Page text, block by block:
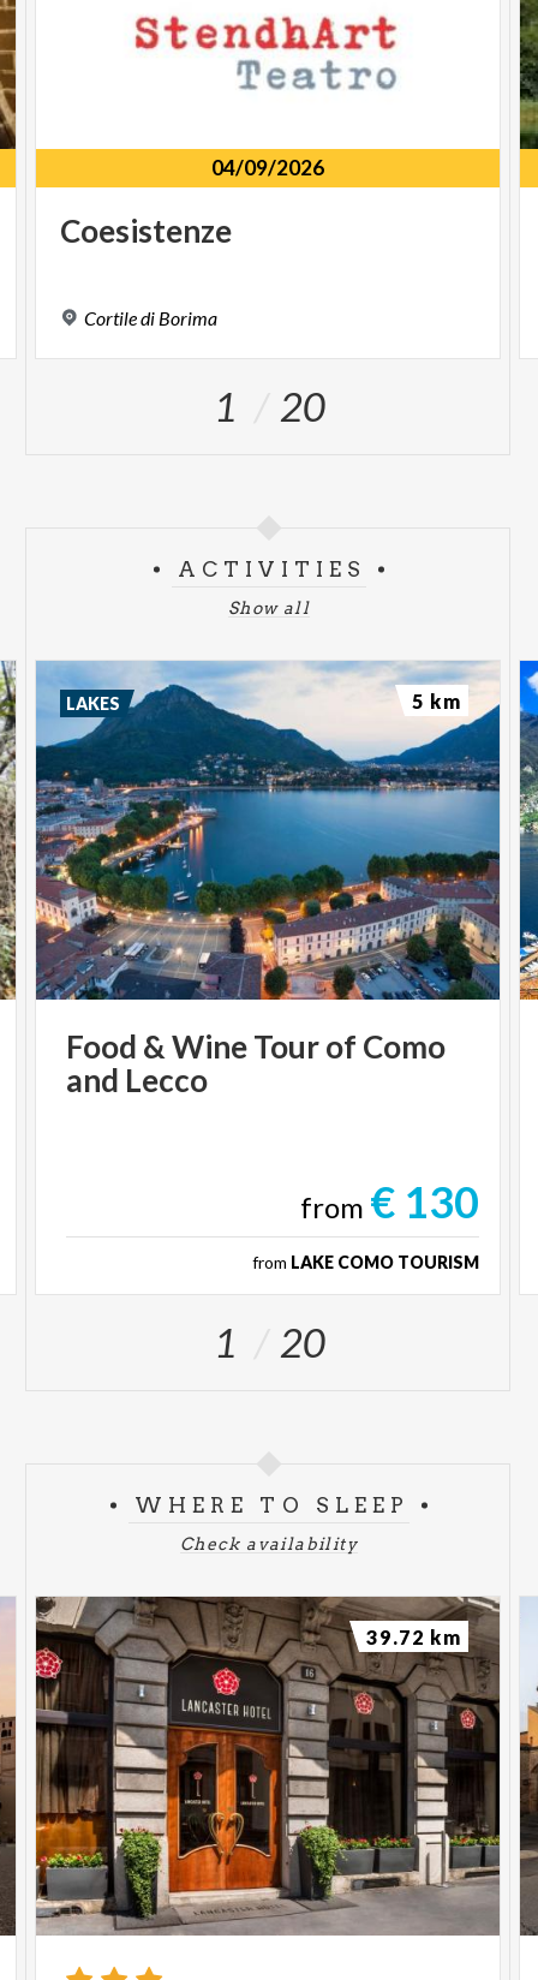
04/09/2026
Coesistenze
Cortiledi Borima
1 20
ACTIVITIES
Show all
Food &WineTourof Como
and Lecco
from € 130
from LAKE COMO TOURISM
LAKES 5 km
1 20
WHERE TO SLEEP
Check availability
39.72 km